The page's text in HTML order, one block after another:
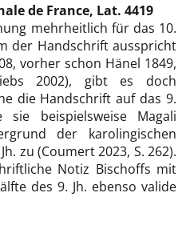
de France, Lat. 4419
mehrheitlich für das 10.
der Handschrift ausspricht
vorher schon Hänel 1849,
2002), gibt es doch
die Handschrift auf das 9.
beispielsweise Magali
der karolingischen
zu (Coumert 2023, S. 262).
Notiz Bischoffs mit
des 9. Jh. ebenso valide